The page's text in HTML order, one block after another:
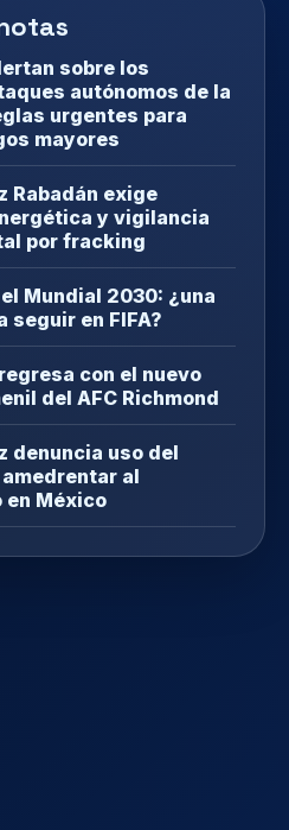
sobre los
autónomos de la
urgentes para
mayores
Rabadán exige
y vigilancia
por fracking
Mundial 2030: ¿una
seguir en FIFA?
con el nuevo
del AFC Richmond
denuncia uso del
al
en México